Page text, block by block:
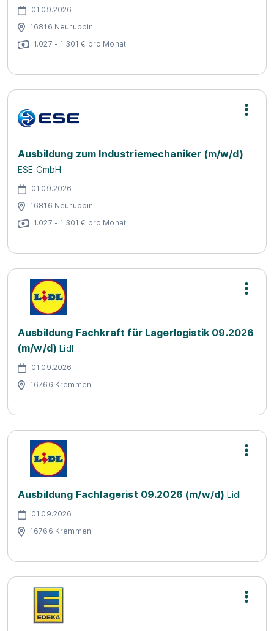
01.09.2026
16816 Neuruppin
1.027 - 1.301 € pro Monat
Ausbildung zum Industriemechaniker (m/w/d)
ESE GmbH
01.09.2026
16816 Neuruppin
1.027 - 1.301 € pro Monat
Ausbildung Fachkraft für Lagerlogistik 09.2026
(m/w/d) Lidl
01.09.2026
16766 Kremmen
Ausbildung Fachlagerist 09.2026 (m/w/d) Lidl
01.09.2026
16766 Kremmen